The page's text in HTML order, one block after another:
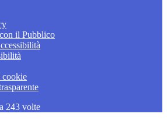
il Pubblico
cookie
243 volte